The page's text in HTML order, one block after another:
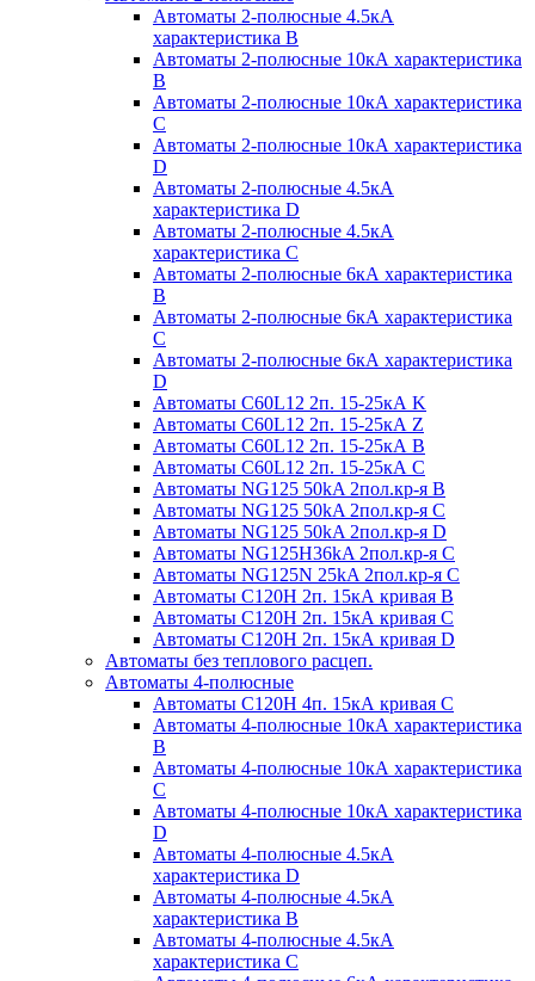
Автоматы 2-полюсные 4.5кА
характеристика В
Автоматы 2-полюсные 10кА характеристика
B
Автоматы 2-полюсные 10кА характеристика
C
Автоматы 2-полюсные 10кА характеристика
D
Автоматы 2-полюсные 4.5кА
характеристика D
Автоматы 2-полюсные 4.5кА
характеристика С
Автоматы 2-полюсные 6кА характеристика
B
Автоматы 2-полюсные 6кА характеристика
C
Автоматы 2-полюсные 6кА характеристика
D
Автоматы C60L12 2п. 15-25кА K
Автоматы C60L12 2п. 15-25кА Z
Автоматы C60L12 2п. 15-25кА B
Автоматы C60L12 2п. 15-25кА C
Автоматы NG125 50kA 2пол.кр-я B
Автоматы NG125 50kA 2пол.кр-я C
Автоматы NG125 50kA 2пол.кр-я D
Автоматы NG125H36kA 2пол.кр-я C
Автоматы NG125N 25kA 2пол.кр-я C
Автоматы С120H 2п. 15кА кривая B
Автоматы С120H 2п. 15кА кривая C
Автоматы С120H 2п. 15кА кривая D
Автоматы без теплового расцеп.
Автоматы 4-полюсные
Автоматы С120H 4п. 15кА кривая C
Автоматы 4-полюсные 10кА характеристика
B
Автоматы 4-полюсные 10кА характеристика
C
Автоматы 4-полюсные 10кА характеристика
D
Автоматы 4-полюсные 4.5кА
характеристика D
Автоматы 4-полюсные 4.5кА
характеристика В
Автоматы 4-полюсные 4.5кА
характеристика С